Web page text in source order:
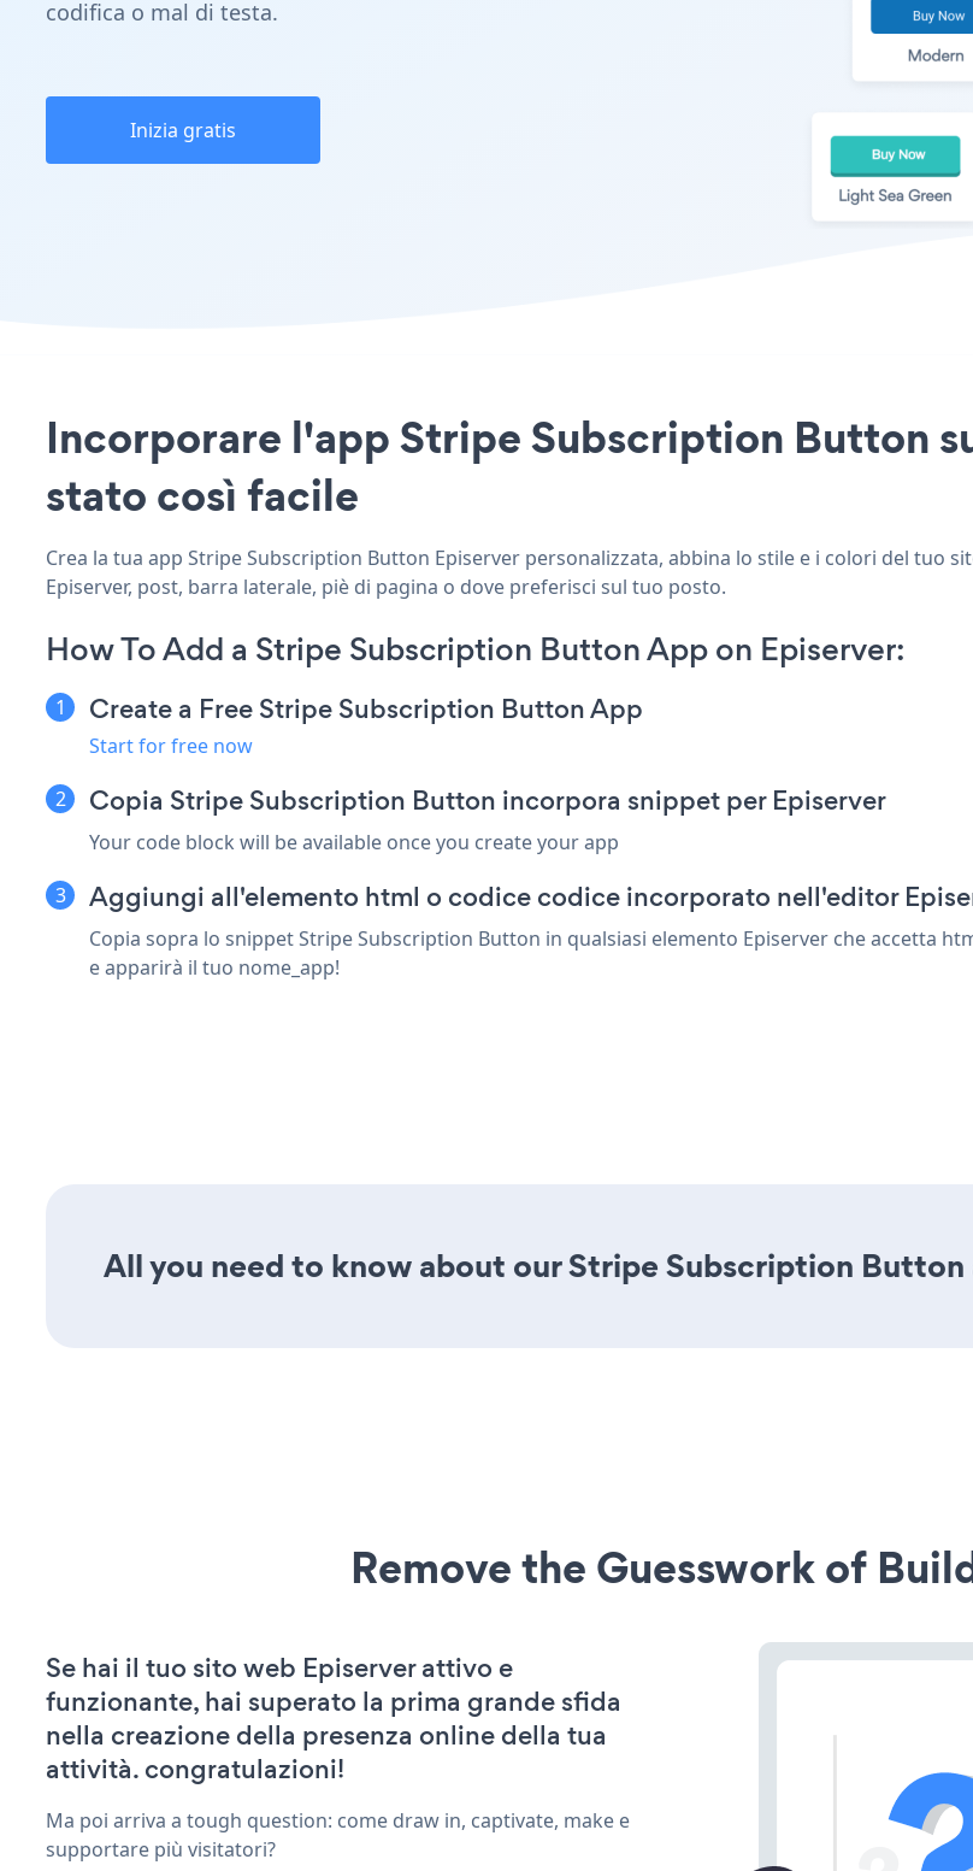
codifica o mal di testa.
Inizia gratis
Incorporare l'app Stripe Subscription Button
stato così facile
Crea la tua app Stripe Subscription Button Episerver personalizzata, abbina lo stile e i colori del tuo
Episerver, post, barra laterale, piè di pagina o dove preferisci sul tuo posto.
How To Add a Stripe Subscription Button App on Episerver:
Create a Free Stripe Subscription Button App
Start for free now
Copia Stripe Subscription Button incorpora snippet per Episerver
Your code block will be available once you create your app
Aggiungi all'elemento html o codice codice incorporato nell'editor
Copia sopra lo snippet Stripe Subscription Button in qualsiasi elemento Episerver che accetta
e apparirà il tuo nome_app!
All you need to know about our Stripe Subscription Button
Remove the Guesswork of
Se hai il tuo sito web Episerver attivo e
funzionante, hai superato la prima grande sfida
nella creazione della presenza online della tua
attività. congratulazioni!
Ma poi arriva a tough question: come draw in, captivate, make e
supportare più visitatori?